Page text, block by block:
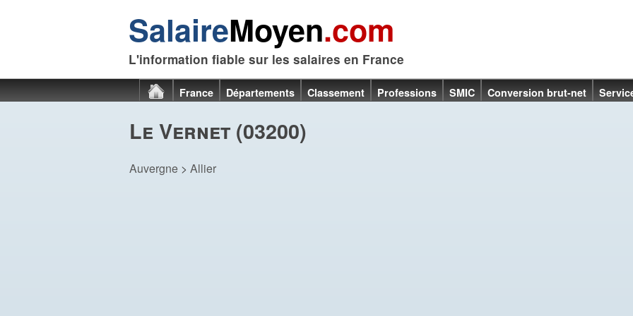
SalaireMoyen.com
L'information fiable sur les salaires en France
France Départements Classement Professions SMIC Conversion brut-net
Le Vernet (03200)
Auvergne > Allier